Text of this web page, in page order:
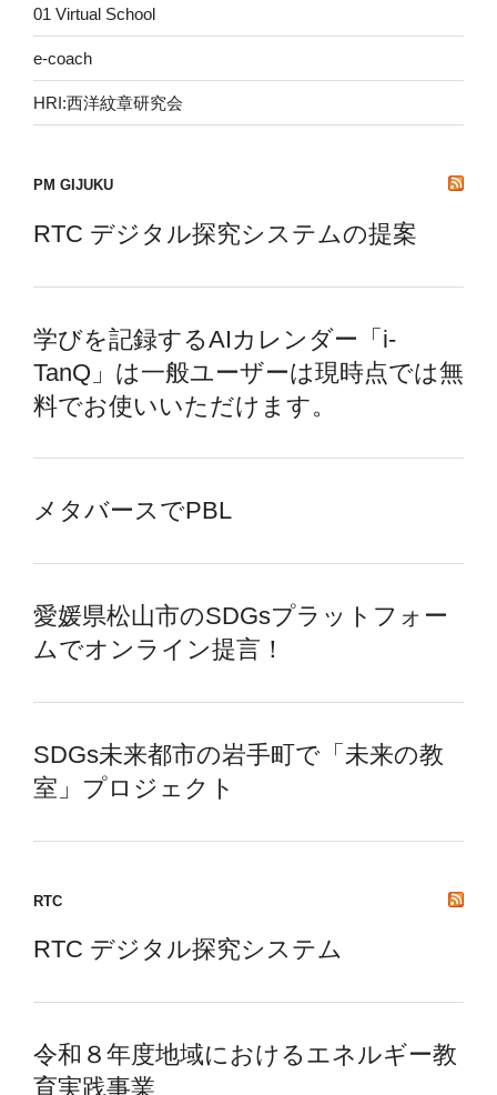
01 Virtual School
e-coach
HRI:西洋紋章研究会
PM GIJUKU
RTC デジタル探究システムの提案
学びを記録するAIカレンダー「i-
TanQ」は一般ユーザーは現時点では無
料でお使いいただけます。
メタバースでPBL
愛媛県松山市のSDGsプラットフォー
ムでオンライン提言！
SDGs未来都市の岩手町で「未来の教
室」プロジェクト
RTC
RTC デジタル探究システム
令和８年度地域におけるエネルギー教
育実践事業